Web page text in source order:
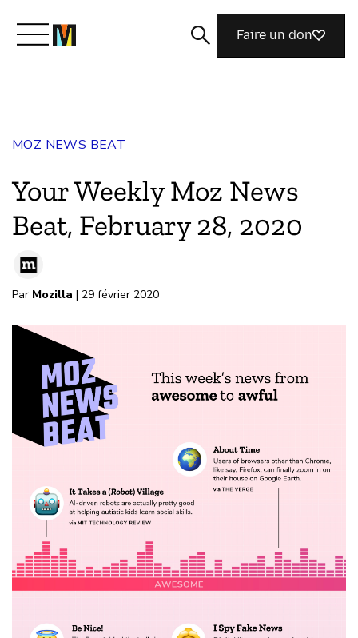
Rejoignez-nous
Magazine
Faire un don
MOZ NEWS BEAT
Your Weekly Moz News
Beat, February 28, 2020
Par Mozilla | 29 février 2020